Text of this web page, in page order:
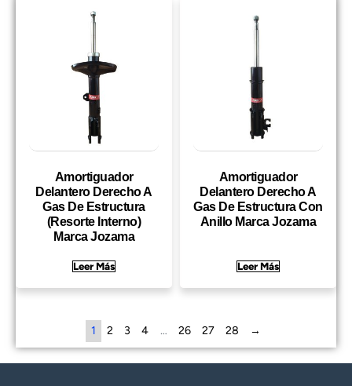
Amortiguador
Delantero Derecho A
Gas De Estructura
(Resorte Interno)
Marca Jozama
Leer Más
Amortiguador
Delantero Derecho A
Gas De Estructura Con
Anillo Marca Jozama
Leer Más
1 2 3 4 … 26 27 28 →